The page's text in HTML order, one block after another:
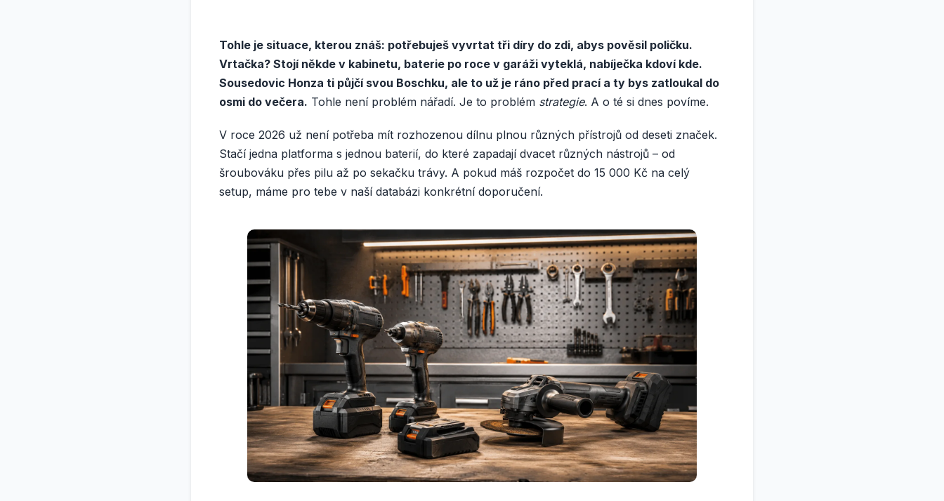
Tohle je situace, kterou znáš: potřebuješ vyvrtat tři díry do zdi, abys pověsil poličku.
Vrtačka? Stojí někde v kabinetu, baterie po roce v garáži vyteklá, nabíječka kdoví kde.
Sousedovic Honza ti půjčí svou Boschku, ale to už je ráno před prací a ty bys zatloukal do
osmi do večera. Tohle není problém nářadí. Je to problém strategie. A o té si dnes povíme.
V roce 2026 už není potřeba mít rozhozenou dílnu plnou různých přístrojů od deseti značek.
Stačí jedna platforma s jednou baterií, do které zapadají dvacet různých nástrojů – od
šroubováku přes pilu až po sekačku trávy. A pokud máš rozpočet do 15 000 Kč na celý
setup, máme pro tebe v naší databázi konkrétní doporučení.